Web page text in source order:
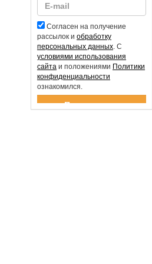
Согласен на получение
рассылок и обработку
персональных данных. С
условиями использования
сайта и положениями Политики
конфиденциальности
ознакомился.